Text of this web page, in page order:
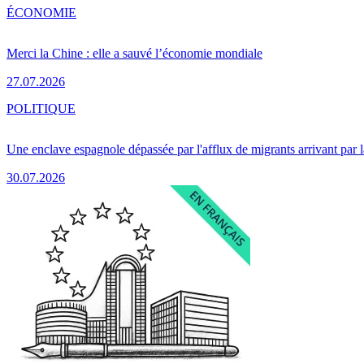
Merci la Chine : elle a sauvé l’économie mondiale
27.07.2026
ÉCONOMIE
Une enclave espagnole dépassée par l'afflux de migrants arrivant par
30.07.2026
POLITIQUE